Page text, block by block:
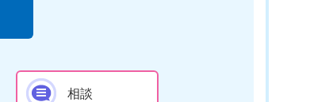
相談